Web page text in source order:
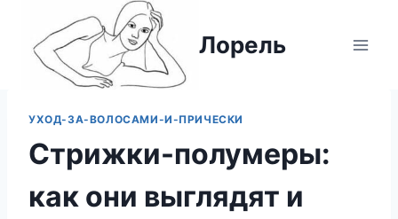
содержимому
Лорель
УХОД-ЗА-ВОЛОСАМИ-И-ПРИЧЕСКИ
Стрижки-полумеры:
как они выглядят и